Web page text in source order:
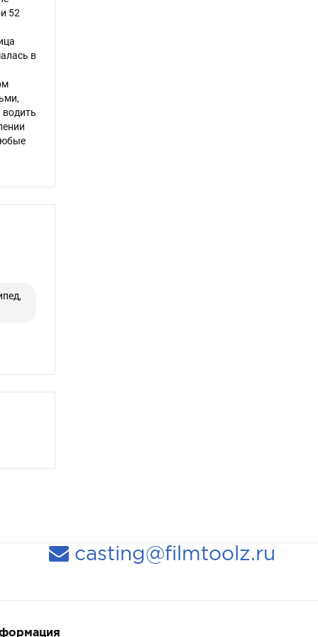
52
в
водить
casting@filmtoolz.ru